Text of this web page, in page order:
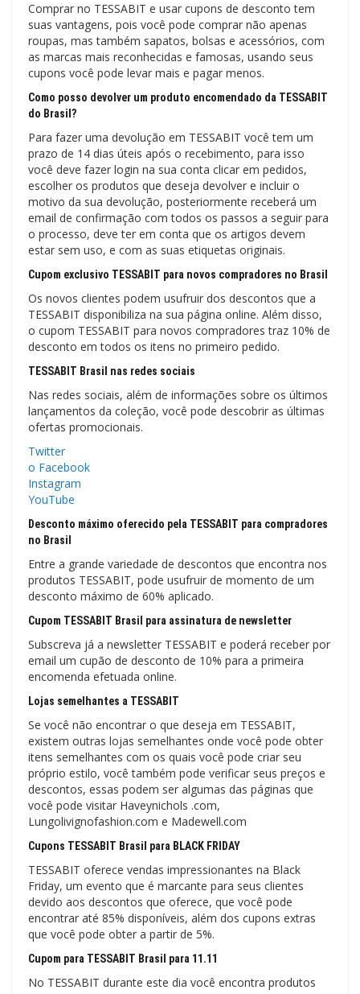
Comprar no TESSABIT e usar cupons de desconto tem
suas vantagens, pois você pode comprar não apenas
roupas, mas também sapatos, bolsas e acessórios, com
as marcas mais reconhecidas e famosas, usando seus
cupons você pode levar mais e pagar menos.
Como posso devolver um produto encomendado da TESSABIT
do Brasil?
Para fazer uma devolução em TESSABIT você tem um
prazo de 14 dias úteis após o recebimento, para isso
você deve fazer login na sua conta clicar em pedidos,
escolher os produtos que deseja devolver e incluir o
motivo da sua devolução, posteriormente receberá um
email de confirmação com todos os passos a seguir para
o processo, deve ter em conta que os artigos devem
estar sem uso, e com as suas etiquetas originais.
Cupom exclusivo TESSABIT para novos compradores no Brasil
Os novos clientes podem usufruir dos descontos que a
TESSABIT disponibiliza na sua página online. Além disso,
o cupom TESSABIT para novos compradores traz 10% de
desconto em todos os itens no primeiro pedido.
TESSABIT Brasil nas redes sociais
Nas redes sociais, além de informações sobre os últimos
lançamentos da coleção, você pode descobrir as últimas
ofertas promocionais.
Twitter
o Facebook
Instagram
YouTube
Desconto máximo oferecido pela TESSABIT para compradores
no Brasil
Entre a grande variedade de descontos que encontra nos
produtos TESSABIT, pode usufruir de momento de um
desconto máximo de 60% aplicado.
Cupom TESSABIT Brasil para assinatura de newsletter
Subscreva já a newsletter TESSABIT e poderá receber por
email um cupão de desconto de 10% para a primeira
encomenda efetuada online.
Lojas semelhantes a TESSABIT
Se você não encontrar o que deseja em TESSABIT,
existem outras lojas semelhantes onde você pode obter
itens semelhantes com os quais você pode criar seu
próprio estilo, você também pode verificar seus preços e
descontos, essas podem ser algumas das páginas que
você pode visitar Haveynichols .com,
Lungolivignofashion.com e Madewell.com
Cupons TESSABIT Brasil para BLACK FRIDAY
TESSABIT oferece vendas impressionantes na Black
Friday, um evento que é marcante para seus clientes
devido aos descontos que oferece, que você pode
encontrar até 85% disponíveis, além dos cupons extras
que você pode obter a partir de 5%.
Cupom para TESSABIT Brasil para 11.11
No TESSABIT durante este dia você encontra produtos